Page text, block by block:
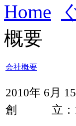
Home
概要
会社概要
2010年 6月
創 立：